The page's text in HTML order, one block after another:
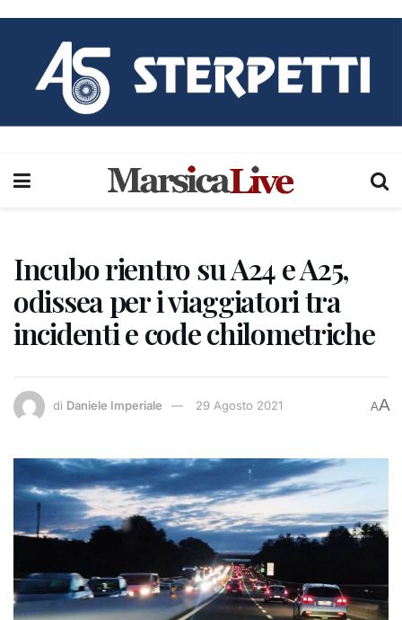
Incubo rientro su A24 e A25,
odissea per i viaggiatori tra
incidenti e code chilometriche
di Daniele Imperiale 29 Agosto 2021 AA